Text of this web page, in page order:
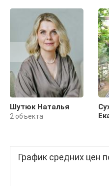
Шутюк Наталья
2 объекта
График средних цен